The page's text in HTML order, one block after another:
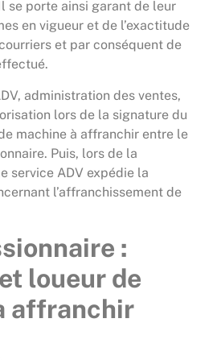
se porte ainsi garant de leur
en vigueur et de l’exactitude
et par conséquent de
administration des ventes,
lors de la signature du
machine à affranchir entre le
Puis, lors de la
service ADV expédie la
l’affranchissement de
:
loueur de
affranchir